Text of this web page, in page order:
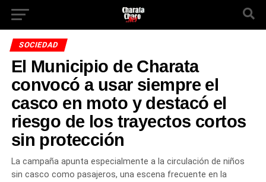
SOCIEDAD
El Municipio de Charata
convocó a usar siempre el
casco en moto y destacó el
riesgo de los trayectos cortos
sin protección
La campaña apunta especialmente a la circulación de niños
sin casco como pasajeros, una escena frecuente en la